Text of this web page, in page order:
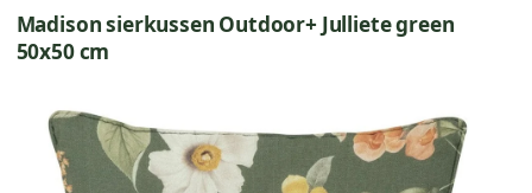
Madison sierkussen Outdoor+ Julliete green
50x50 cm